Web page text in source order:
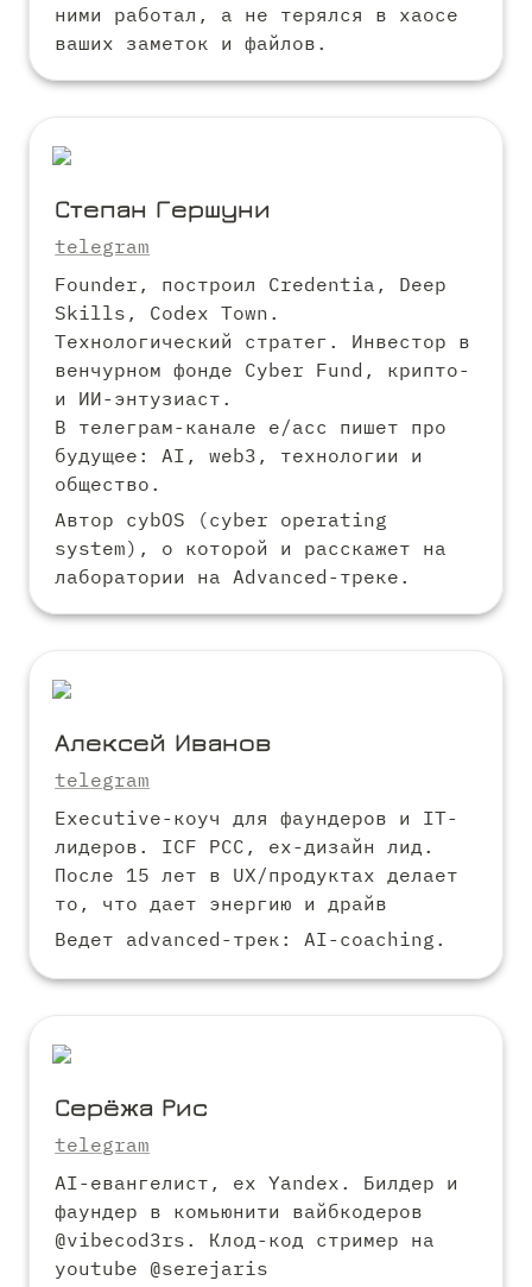
ними работал, а не терялся в хаосе
ваших заметок и файлов.
Степан Гершуни
telegram
Founder, построил Credentia, Deep
Skills, Codex Town.
Технологический стратег. Инвестор в
венчурном фонде Cyber Fund, крипто-
и ИИ-энтузиаст.
В телеграм-канале e/acc пишет про
будущее: AI, web3, технологии и
общество.
Автор cybOS (cyber operating
system), о которой и расскажет на
лаборатории на Advanced-треке.
Алексей Иванов
telegram
Executive-коуч для фаундеров и IT-
лидеров. ICF PCC, ex-дизайн лид.
После 15 лет в UX/продуктах делает
то, что дает энергию и драйв
Ведет advanced-трек: AI-coaching.
Серёжа Рис
telegram
AI-евангелист, ex Yandex. Билдер и
фаундер в комьюнити вайбкодеров
@vibecod3rs. Клод-код стример на
youtube @serejaris